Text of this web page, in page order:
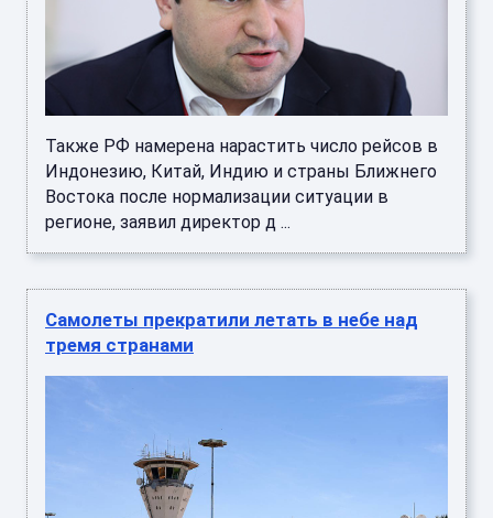
Также РФ намерена нарастить число рейсов в
Индонезию, Китай, Индию и страны Ближнего
Востока после нормализации ситуации в
регионе, заявил директор д ...
Самолеты прекратили летать в небе над
тремя странами